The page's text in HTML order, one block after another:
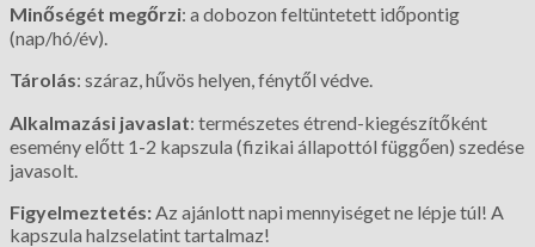
Minőségét megőrzi: a dobozon feltüntetett időpontig
(nap/hó/év).
Tárolás: száraz, hűvös helyen, fénytől védve.
Alkalmazási javaslat: természetes étrend-kiegészítőként
esemény előtt 1-2 kapszula (fizikai állapottól függően) szedése
javasolt.
Figyelmeztetés: Az ajánlott napi mennyiséget ne lépje túl! A
kapszula halzselatint tartalmaz!